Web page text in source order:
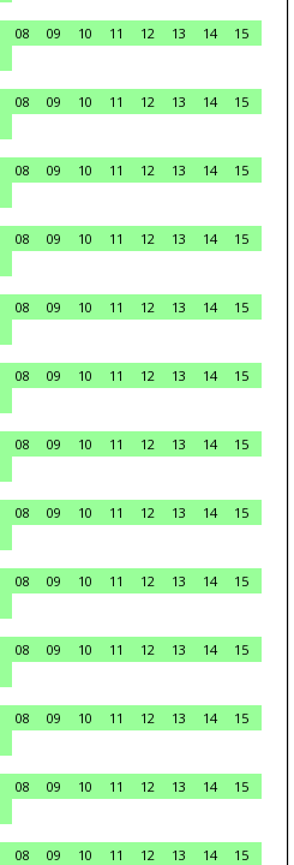
08 09 10 11 12 13 14
15
08 09 10 11 12 13 14
15
08 09 10 11 12 13 14
15
08 09 10 11 12 13 14
15
08 09 10 11 12 13 14
15
08 09 10 11 12 13 14
15
08 09 10 11 12 13 14
15
08 09 10 11 12 13 14
15
08 09 10 11 12 13 14
15
08 09 10 11 12 13 14
15
08 09 10 11 12 13 14
15
08 09 10 11 12 13 14
15
08 09 10 11 12 13 14
15